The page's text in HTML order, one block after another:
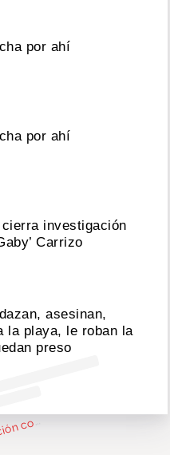
Um2)
por ahí
por ahí
investigación
Carrizo
asesinan,
la playa, le roban la
preso